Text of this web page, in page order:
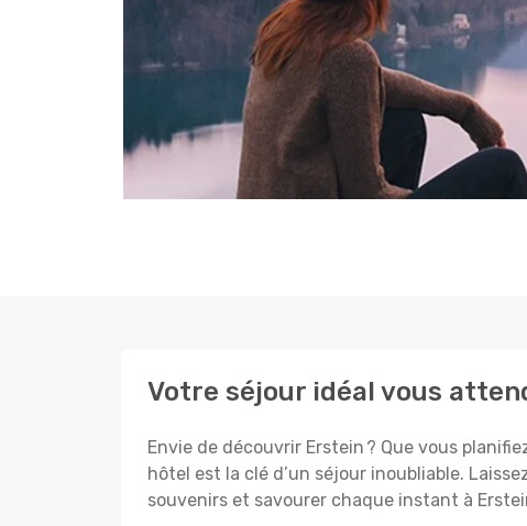
Votre séjour idéal vous
Envie de découvrir Erstein ? Que vous
hôtel est la clé d’un séjour inoubliable.
souvenirs et savourer chaque instant à